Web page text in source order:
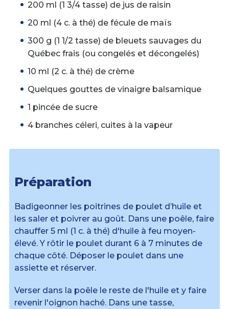
200 ml (1 3/4 tasse) de jus de raisin
20 ml (4 c. à thé) de fécule de maïs
300 g (1 1/2 tasse) de bleuets sauvages du
Québec frais (ou congelés et décongelés)
10 ml (2 c. à thé) de crème
Quelques gouttes de vinaigre balsamique
1 pincée de sucre
4 branches céleri, cuites à la vapeur
Préparation
Badigeonner les poitrines de poulet d’huile et
les saler et poivrer au goût. Dans une poêle, faire
chauffer 5 ml (1 c. à thé) d'huile à feu moyen-
élevé. Y rôtir le poulet durant 6 à 7 minutes de
chaque côté. Déposer le poulet dans une
assiette et réserver.
Verser dans la poêle le reste de l'huile et y faire
revenir l'oignon haché. Dans une tasse,